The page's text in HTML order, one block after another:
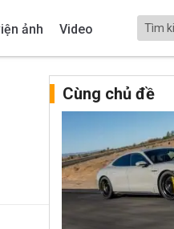
ảnh Video
Cùng chủ đề